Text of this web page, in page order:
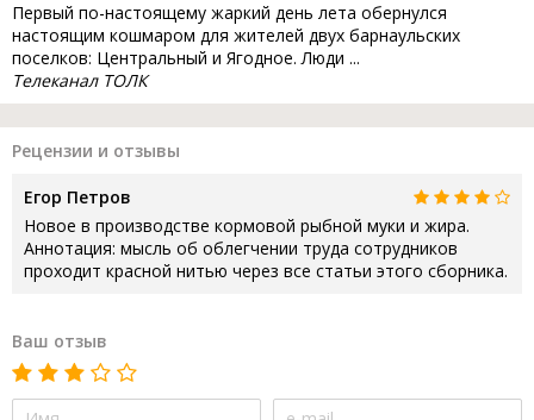
Первый по-настоящему жаркий день лета обернулся
настоящим кошмаром для жителей двух барнаульских
поселков: Центральный и Ягодное. Люди ...
Телеканал ТОЛК
Рецензии и отзывы
Егор Петров
Новое в производстве кормовой рыбной муки и жира.
Аннотация: мысль об облегчении труда сотрудников
проходит красной нитью через все статьи этого сборника.
Ваш отзыв